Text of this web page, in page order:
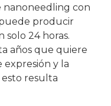
nanoneedling con
producir
solo 24 horas.
años que quiere
expresión y la
resulta